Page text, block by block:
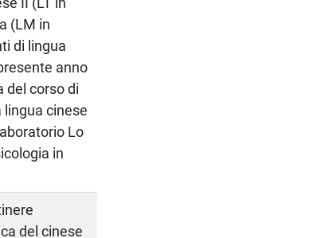
(LM in
di lingua
anno
del corso di
lingua cinese
Lo
in
del cinese